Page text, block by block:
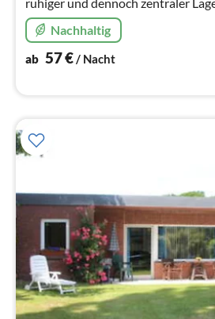
gemütliche und vollständig
Ferienwohnung
Nachhaltig
ab 57€/ Nacht